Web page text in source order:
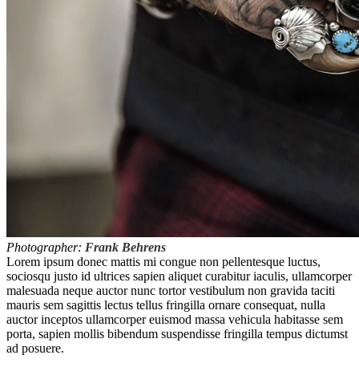
Photographer: Frank Behrens
Lorem ipsum donec mattis mi congue non pellentesque luctus,
sociosqu justo id ultrices sapien aliquet curabitur iaculis, ullamcorper
malesuada neque auctor nunc tortor vestibulum non gravida taciti
mauris sem sagittis lectus tellus fringilla ornare consequat, nulla
auctor inceptos ullamcorper euismod massa vehicula habitasse sem
porta, sapien mollis bibendum suspendisse fringilla tempus dictumst
ad posuere.